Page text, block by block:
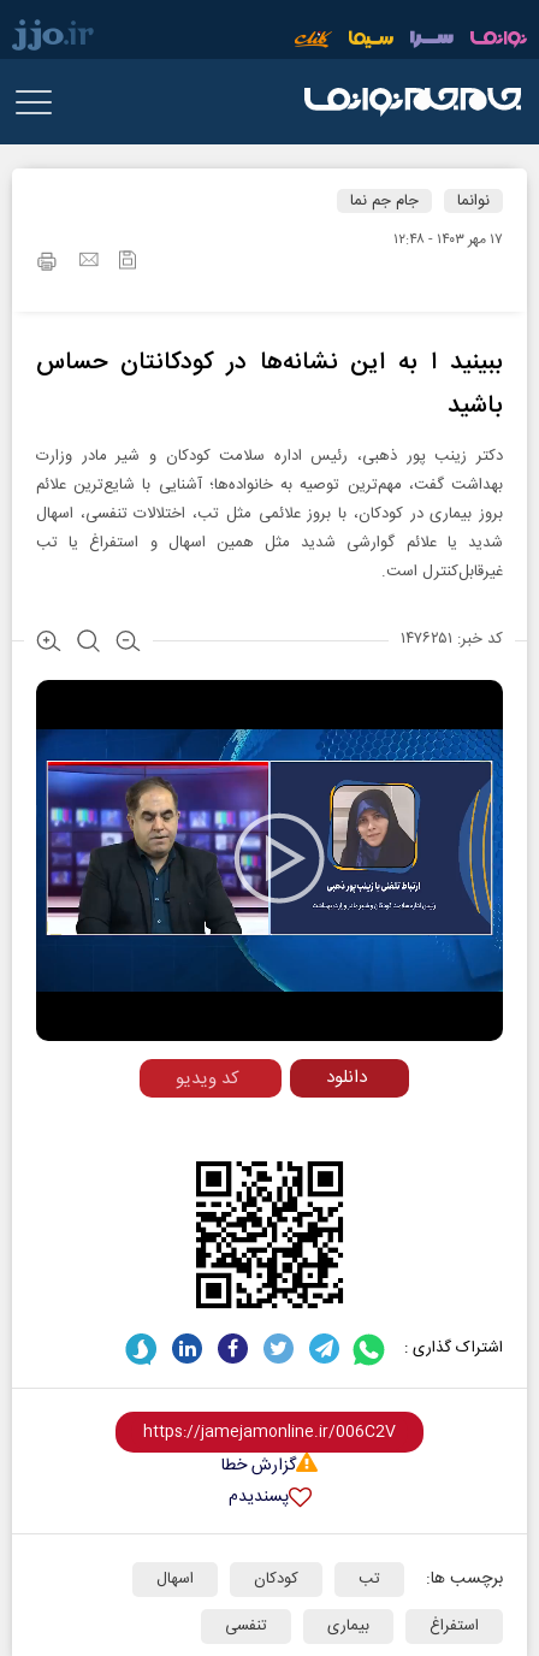
نوانما جام جم نما
۱۷ مهر ۱۴۰۳ - ۱۲:۴۸
ببینید ا به این نشانه‌ها در کودکانتان حساس
باشید
دکتر زینب پور ذهبی، رئیس اداره سلامت کودکان و شیر مادر وزارت
بهداشت گفت، مهم‌ترین توصیه‌ به خانواده‌ها؛ آشنایی با شایع‌ترین علائم
بروز بیماری در کودکان، با بروز علائمی مثل تب، اختلالات تنفسی، اسهال
شدید یا علائم گوارشی شدید مثل همین اسهال و استفراغ یا تب
غیرقابل‌کنترل است.
کد خبر: ۱۴۷۶۲۵۱
Play
Video
کد ویدیو دانلود
اشتراک گذاری :
گزارش خطا
پسندیدم
برچسب ها: تب کودکان
اسهال
استفراغ
بیماری تنفسی